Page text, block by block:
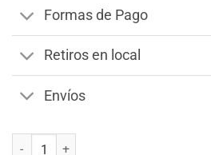
Formas de Pago
Retiros en local
Envíos
Toalla de Rostro Color Caramel cantidad